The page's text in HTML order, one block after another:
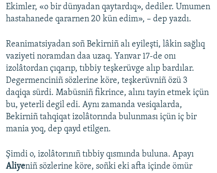
Ekimler, «o bir dünyadan qaytardıq», dediler. Umumen
hastahanede qararnen 20 kün edim», – dep yazdı.
Reanimatsiyadan soñ Bekirniñ alı eyileşti, lâkin sağlıq
vaziyeti noramdan daa uzaq. Yanvar 17-de onı
izolâtordan çıqarıp, tıbbiy teşkerüvge alıp bardılar.
Degermenciniñ sözlerine köre, teşkerüvniñ özü 3
daqiqa sürdi. Mabüsniñ fikrince, alını tayin etmek içün
bu, yeterli degil edi. Aynı zamanda vesiqalarda,
Bekirniñ tahqiqat izolâtorında bulunması içün iç bir
mania yoq, dep qayd etilgen.
Şimdi o, izolâtorınıñ tıbbiy qısmında buluna. Apayı
Aliyeniñ sözlerine köre, soñki eki afta içinde ömür